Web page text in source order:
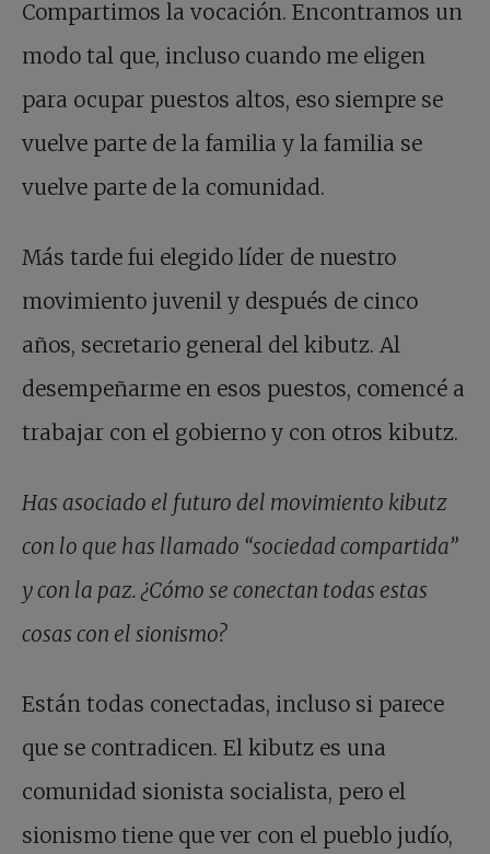
Compartimos la vocación. Encontramos un
modo tal que, incluso cuando me eligen
para ocupar puestos altos, eso siempre se
vuelve parte de la familia y la familia se
vuelve parte de la comunidad.
Más tarde fui elegido líder de nuestro
movimiento juvenil y después de cinco
años, secretario general del kibutz. Al
desempeñarme en esos puestos, comencé a
trabajar con el gobierno y con otros kibutz.
Has asociado el futuro del movimiento kibutz
con lo que has llamado “sociedad compartida”
y con la paz. ¿Cómo se conectan todas estas
cosas con el sionismo?
Están todas conectadas, incluso si parece
que se contradicen. El kibutz es una
comunidad sionista socialista, pero el
sionismo tiene que ver con el pueblo judío,